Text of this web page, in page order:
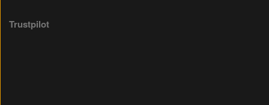
Trustpilot